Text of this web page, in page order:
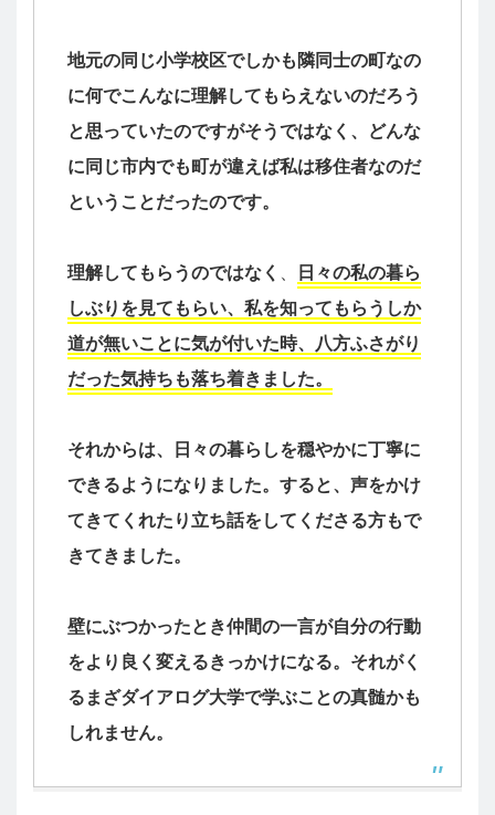
地元の同じ小学校区でしかも隣同士の町なの
に何でこんなに理解してもらえないのだろう
と思っていたのですがそうではなく、どんな
に同じ市内でも町が違えば私は移住者なのだ
ということだったのです。
理解してもらうのではなく
日々の私の暮ら
しぶりを見てもらい、私を知ってもらうしか
道が無いことに気が付いた時、八方ふさがり
だった気持ちも落ち着きました。
それからは、日々の暮らしを穏やかに丁寧に
できるようになりました。すると、声をかけ
てきてくれたり立ち話をしてくださる方もで
きてきました。
壁にぶつかったとき仲間の一言が自分の行動
をより良く変えるきっかけになる。それがく
るまざダイアログ大学で学ぶことの真髄かも
しれません。